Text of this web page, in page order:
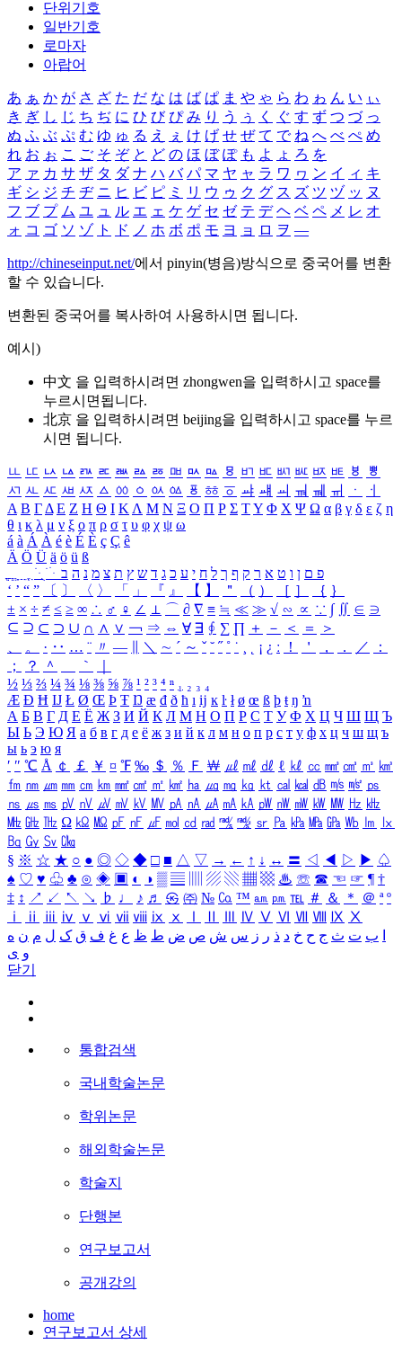
단위기호
일반기호
로마자
아랍어
あ ぁ か が さ ざ た だ な は ば ぱ ま や ゃ ら わ ゎ ん い ぃ
き ぎ し じ ち ぢ に ひ び ぴ み り う ぅ く ぐ す ず つ づ っ
ぬ ふ ぶ ぷ む ゆ ゅ る え ぇ け げ せ ぜ て で ね へ べ ぺ め
れ お ぉ こ ご そ ぞ と ど の ほ ぼ ぽ も よ ょ ろ を
ア ァ カ サ ザ タ ダ ナ ハ バ パ マ ヤ ャ ラ ワ ヮ ン イ ィ キ
ギ シ ジ チ ヂ ニ ヒ ビ ピ ミ リ ウ ゥ ク グ ス ズ ツ ヅ ッ ヌ
フ ブ プ ム ユ ュ ル エ ェ ケ ゲ セ ゼ テ デ ヘ ベ ペ メ レ オ
ォ コ ゴ ソ ゾ ト ド ノ ホ ボ ポ モ ヨ ョ ロ ヲ ―
http://chineseinput.net/에서 pinyin(병음)방식으로 중국어를 변환
할 수 있습니다.
변환된 중국어를 복사하여 사용하시면 됩니다.
예시)
中文 을 입력하시려면 zhongwen을 입력하시고 space를
누르시면됩니다.
北京 을 입력하시려면 beijing을 입력하시고 space를 누르
시면 됩니다.
ㅥ ㅦ ㅧ ㅨ ㅩ ㅪ ㅫ ㅬ ㅭ ㅮ ㅯ ㅰ ㅱ ㅲ ㅳ ㅴ ㅵ ㅶ ㅷ ㅸ
ㅹ
ㅺ ㅻ ㅼ ㅽ ㅾ ㅿ ㆀ ㆁ ㆂ ㆃ ㆄ ㆅ ㆆ ㆇ ㆈ ㆉ ㆊ ㆋ ㆌ ㆍ
ㆎ
Α Β ΓΔ Ε Ζ Η Θ Ι ΚΛ Μ Ν Ξ Ο Π Ρ Σ ΤΥ Φ Χ Ψ Ω α β γ δ ε ζ η
θ ι κ λ μ ν ξ ο π ρ σ τ υ φ χ ψ ω
á à Á À é è É È ç Ç ê
Ä Ö Ü ä ö ü ß
ִֶֹ ֻּ ׁׂ פ ם ן ו ט א ר ק ף ך ל ח י ע כ ג ד ש ץ ת צ מ נ ה ב
‘ ’ “ ” 〔 〕 〈 〉 「 」 『 』 【 】 ＂ （ ） ［ ］ ｛ ｝
± × ÷ ≠ ≤ ≥ ∞ ∴ ♂ ♀ ∠ ⊥ ⌒ ∂ ∇ ≡ ≒ ≪ ≫ √ ∽ ∝ ∵ ∫ ∬ ∈ ∋
⊆ ⊇ ⊂ ⊃ ∪ ∩ ∧ ∨ ￢ ⇒ ⇔ ∀ ∃ ∮ ∑ ∏ ＋ － ＜ ＝
＞
、
。 · ‥ … ¨ 〃 ― ＼ ∼ ´ ～ ˇ ˘ ˝ ˚ ˙ ¸ ¡ ¿ ː ！ ＇ ， ． ／
：
；
？ ＾ ｀
½ ⅓ ⅔ ¼ ¾ ⅛ ⅜ ⅝ ⅞ ¹ ² ³ ⁴ ⁿ ₁ ₂ ₃ ₄
Æ Ð Ħ Ĳ Ł Ø Œ Þ Ŧ Ŋ æ đ ð ħ ı ĳ ĸ ŀ ł ø œ ß þ ŧ ŋ ŉ
А Б В Г Д Е Ё Ж З И Й К Л М Н О П Р С Т У Ф Х Ц Ч Ш Щ Ъ
Ы Ь Э Ю Я а б в г д е ё ж з и й к л м н о п р с т у ф х ц ч ш щ ъ
ы ь э ю я
′ ″ ℃ Å ￠ ￡ ￥ ¤ ℉ ‰ ＄ ％ Ｆ ￦ ㎕ ㎖ ㎗ ℓ ㎘ ㏄ ㎣ ㎤ ㎥ ㎦
㎙ ㎚ ㎛ ㎜ ㎝ ㎞ ㎟ ㎠ ㎡ ㎢ ㏊ ㎍ ㎎ ㎏ ㏏ ㎈ ㎉ ㏈ ㎧ ㎨ ㎰
㎱ ㎲ ㎳ ㎴ ㎵ ㎶ ㎷ ㎸ ㎹ ㎀ ㎁ ㎂ ㎃ ㎄ ㎺ ㎻ ㎽ ㎾ ㎿ ㎐ ㎑
㎒ ㎓ ㎔ Ω ㏀ ㏁ ㎊ ㎋ ㎌ ㏖ ㏅ ㎭ ㎮ ㎯ ㏛ ㎩ ㎪ ㎫ ㎬ ㏝ ㏐
㏓
㏃ ㏉ ㏜ ㏆
§ ※ ☆ ★ ○ ● ◎ ◇ ◆ □ ■ △ ▽ → ← ↑ ↓ ↔ 〓 ◁ ◀ ▷ ▶ ♤
♠ ♡ ♥ ♧ ♣ ⊙ ◈ ▣ ◐ ◑ ▒ ▤ ▨ ▧ ▦ ▩ ♨ ☏ ☎ ☜ ☞ ¶ †
‡ ↕ ↗ ↙ ↖ ↘ ♭ ♩ ♪ ♬ ㉿ ㈜ № ㏇ ™ ㏂ ㏘ ℡ ＃ ＆ ＊ ＠ ª º
ⅰ
ⅱ ⅲ ⅳ ⅴ ⅵ ⅶ ⅷ ⅸ ⅹ Ⅳ Ⅴ Ⅵ Ⅶ Ⅷ Ⅸ Ⅹ
ب ت ث ج ح خ د ذ ر ز س ش ص ض ط ظ ع غ ف ق ک ل م ن ه
و ی
닫기
통합검색
국내학술논문
학위논문
해외학술논문
학술지
단행본
연구보고서
공개강의
home
연구보고서 상세